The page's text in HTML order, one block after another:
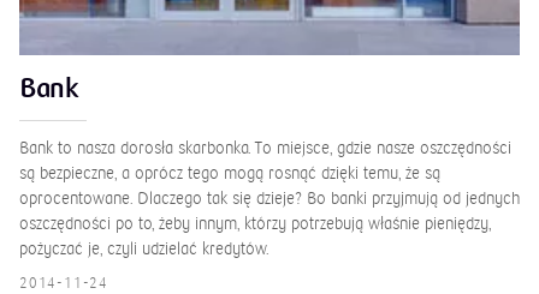
Bank
Bank to nasza dorosła skarbonka. To miejsce, gdzie nasze oszczędności
są bezpieczne, a oprócz tego mogą rosnąć dzięki temu, że są
oprocentowane. Dlaczego tak się dzieje? Bo banki przyjmują od jednych
oszczędności po to, żeby innym, którzy potrzebują właśnie pieniędzy,
pożyczać je, czyli udzielać kredytów.
2014-11-24